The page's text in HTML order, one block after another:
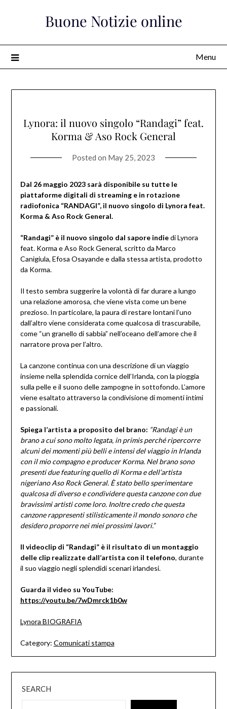
Buone Notizie online
Menu
Lynora: il nuovo singolo “Randagi” feat.
Korma & Aso Rock General
Posted on May 25, 2023
Dal 26 maggio 2023 sarà disponibile su tutte le
piattaforme digitali di streaming e in rotazione
radiofonica “RANDAGI”, il nuovo singolo di Lynora feat.
Korma & Aso Rock General.
“Randagi” è il nuovo singolo dal sapore indiedi Lynora
feat. Korma e Aso Rock General, scritto da Marco
Canigiula, Efosa Osayande e dalla stessa artista, prodotto
da Korma.
Il testo sembra suggerire la volontà di far durare a lungo
una relazione amorosa, che viene vista come un bene
prezioso. In particolare, la paura di restare lontani l’uno
dall’altro viene considerata come qualcosa di trascurabile,
come “un granello di sabbia” nell’oceano dell’amore che il
narratore prova per l’altro.
La canzone continua con una descrizione di un viaggio
insieme nella splendida cornice dell’Irlanda, con la pioggia
sulla pelle e il suono delle zampogne in sottofondo. L’amore
viene esaltato attraverso la condivisione di momenti intimi
e passionali.
Spiega l’artista a proposito del brano: “Randagi è un
brano a cui sono molto legata, in primis perché ripercorre
alcuni dei momenti più belli e intensi del viaggio in Irlanda
con il mio compagno e producer Korma. Nel brano sono
presenti due featuring quello di Korma e dell’artista
nigeriano Aso Rock General. È stato bello sperimentare
qualcosa di diverso e condividere questa canzone con due
bravissimi artisti come loro. Inoltre credo che questa
canzone rappresenti stilisticamente il mondo sonoro che
desidero proporre nei miei prossimi lavori.”
Il videoclip di “Randagi” è il risultato di un montaggio
delle clip realizzate dall’artista con il telefono, durante
il suo viaggio negli splendidi scenari irlandesi.
Guarda il video su YouTube:
https://youtu.be/7wDmrck1b0w
Lynora BIOGRAFIA
Category: Comunicati stampa
SEARCH